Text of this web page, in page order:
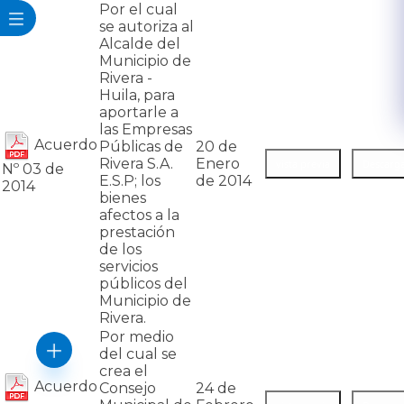
Acuerdo
Nº 03 de
2014
Por el cual
se autoriza al
Alcalde del
Municipio de
Rivera -
Huila, para
aportarle a
las Empresas
Públicas de
Rivera S.A.
E.S.P; los
bienes
afectos a la
prestación
de los
servicios
públicos del
Municipio de
Rivera.
20 de
Enero
de 2014
Acuerdo
Por medio
del cual se
crea el
Consejo
24 de